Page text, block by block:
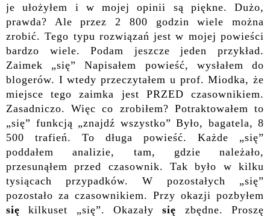
je ułożyłem i w mojej opinii są piękne. Dużo,
prawda? Ale przez 2 800 godzin wiele można
zrobić. Tego typu rozwiązań jest w mojej powieści
bardzo wiele. Podam jeszcze jeden przykład.
Zaimek „się” Napisałem powieść, wysłałem do
blogerów. I wtedy przeczytałem u prof. Miodka, że
miejsce tego zaimka jest PRZED czasownikiem.
Zasadniczo. Więc co zrobiłem? Potraktowałem to
„się” funkcją „znajdź wszystko” Było, bagatela, 8
500 trafień. To długa powieść. Każde „się”
poddałem analizie, tam, gdzie należało,
przesunąłem przed czasownik. Tak było w kilku
tysiącach przypadków. W pozostałych „się”
pozostało za czasownikiem. Przy okazji pozbyłem
się kilkuset „się”. Okazałysię zbędne. Proszę